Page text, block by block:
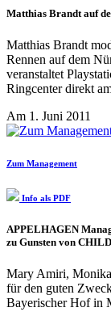
Matthias Brandt auf
Matthias Brandt
Rennen auf dem
veranstaltet
Ringcenter direkt
Am 1. Juni 2011
Zum Management
Info als PDF
APPELHAGEN
zu Gunsten von
Mary Amiri,
für den guten
Bayerischer Hof in